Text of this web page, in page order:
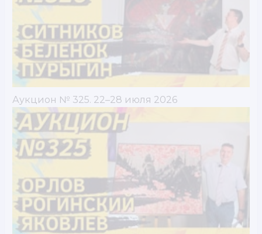
Аукцион № 325. 22–28 июля 2026